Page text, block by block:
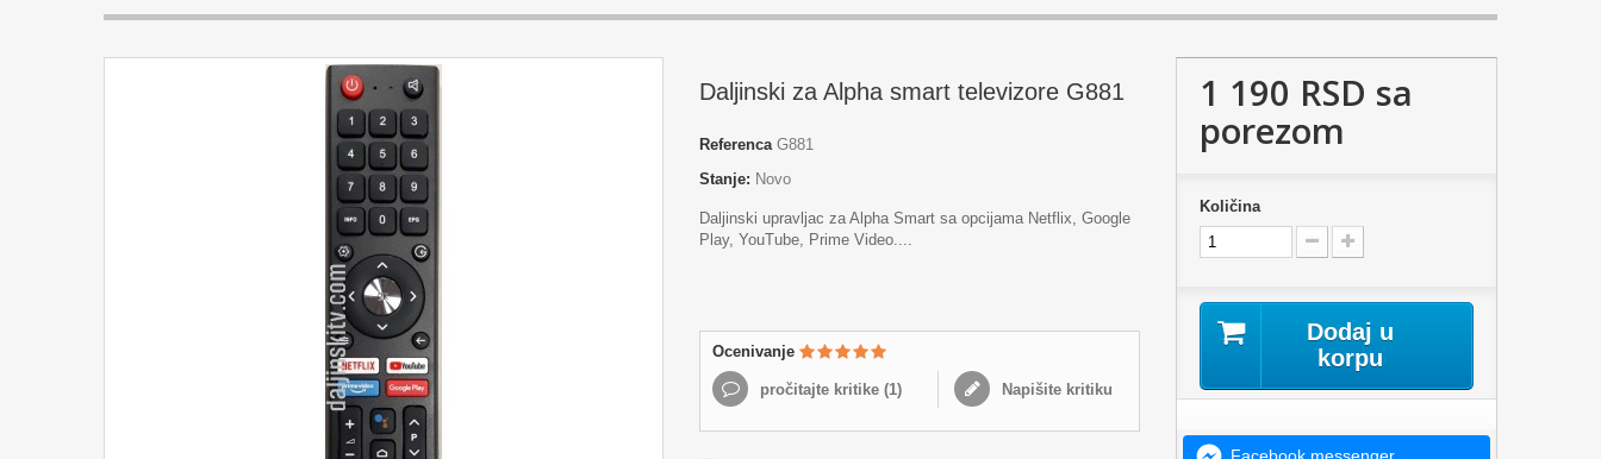
Daljinski za Alpha smart televizore G881
Referenca G881
Stanje: Novo
Daljinski upravljac za Alpha Smart sa opcijama Netflix, Google
Play, YouTube, Prime Video....
Ocenivanje
pročitajte kritike (1) Napišite kritiku
1 190 RSD sa
porezom
Količina
Dodaj u
korpu